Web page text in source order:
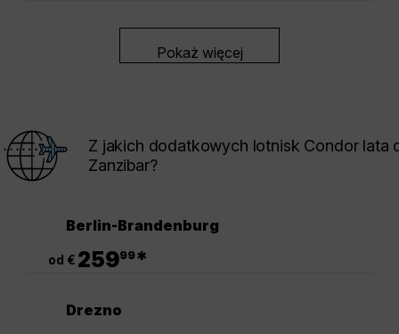
Pokaż więcej
Z jakich dodatkowych lotnisk Condor lata
Zanzibar?
Berlin-Brandenburg
od € 25999*
Drezno